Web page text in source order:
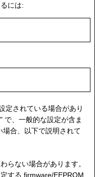
には:
定されている場合があり
で、一般的な設定が含ま
合、以下で説明されて
らない場合があります。
する firmware/EEPROM